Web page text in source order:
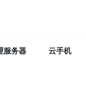
服务器 云手机